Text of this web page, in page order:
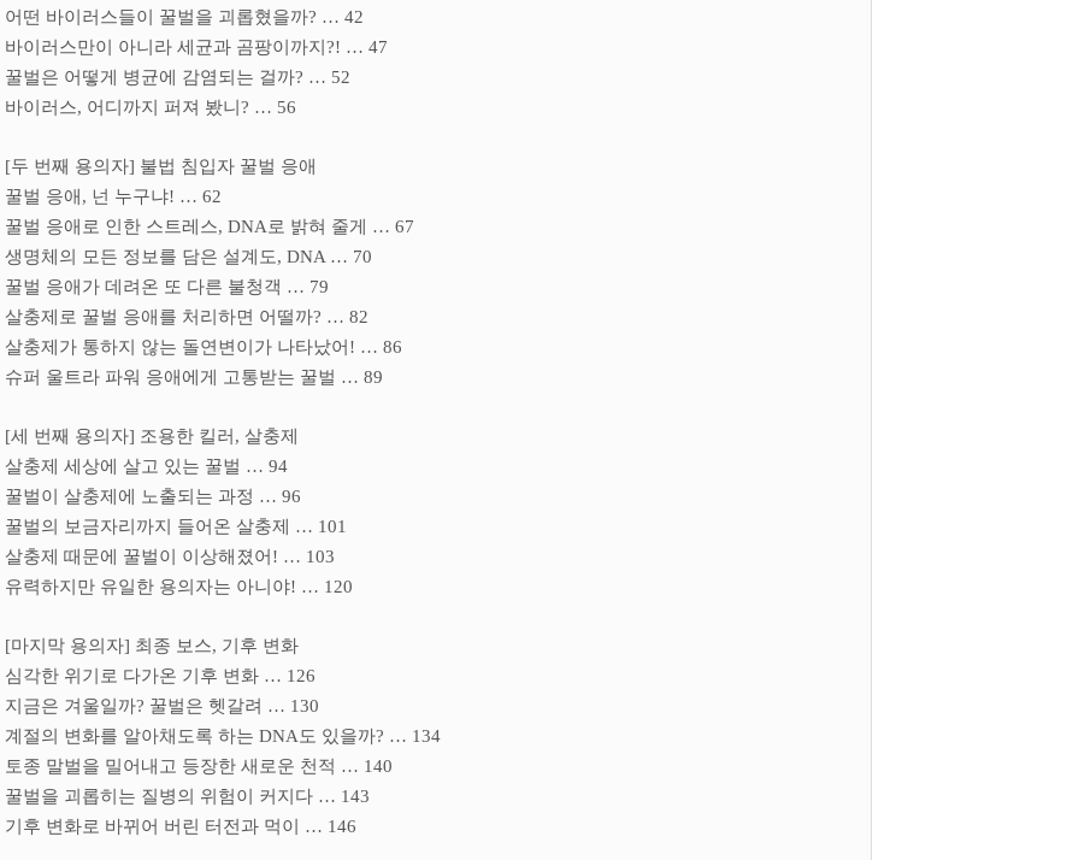
어떤 바이러스들이 꿀벌을 괴롭혔을까? … 42
바이러스만이 아니라 세균과 곰팡이까지 ?! … 47
꿀벌은 어떻게 병균에 감염되는 걸까? … 52
바이러스, 어디까지 퍼져 봤니 ? … 56
[두 번째 용의자] 불법 침입자 꿀벌 응애
꿀벌 응애 , 넌 누구냐! … 62
꿀벌 응애로 인한 스트레스, DNA로 밝혀 줄게 … 67
생명체의 모든 정보를 담은 설계도, DNA … 70
꿀벌 응애가 데려온 또 다른 불청객 … 79
살충제로 꿀벌 응애를 처리하면 어떨까? … 82
살충제가 통하지 않는 돌연변이가 나타났어 ! … 86
슈퍼 울트라 파워 응애에게 고통받는 꿀벌 … 89
[세 번째 용의자] 조용한 킬러 , 살충제
살충제 세상에 살고 있는 꿀벌 … 94
꿀벌이 살충제에 노출되는 과정 … 96
꿀벌의 보금자리까지 들어온 살충제 … 101
살충제 때문에 꿀벌이 이상해졌어 ! … 103
유력하지만 유일한 용의자는 아니야! … 120
[마지막 용의자] 최종 보스, 기후 변화
심각한 위기로 다가온 기후 변화 … 126
지금은 겨울일까? 꿀벌은 헷갈려 … 130
계절의 변화를 알아채도록 하는 DNA도 있을까? … 134
토종 말벌을 밀어내고 등장한 새로운 천적 … 140
꿀벌을 괴롭히는 질병의 위험이 커지다 … 143
기후 변화로 바뀌어 버린 터전과 먹이 … 146